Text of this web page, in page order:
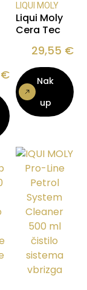
€
LIQUI MOLY
Liqui Moly
Cera Tec
29,55 €
Nak
up